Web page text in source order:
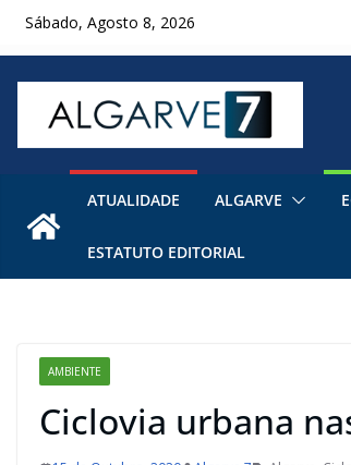
SkipSábado, Agosto 8, 2026
ATUALIDADE ALGARVE
ESTATUTO EDITORIAL
AMBIENTE
Ciclovia urbana